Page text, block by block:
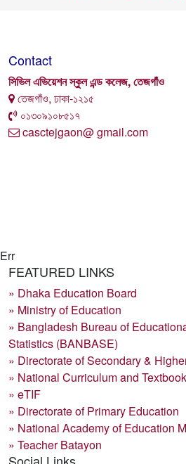
Contact
সিভিল এভিয়েশন স্কুল এন্ড কলেজ, তেজগাঁও
তেজগাঁও, ঢাকা-১২১৫
০১৩০৯১০৮৫১৭
casctejgaon@ gmail.com
Err
FEATURED LINKS
» Dhaka Education Board
» Ministry of Education
» Bangladesh Bureau of
Statistics (BANBASE)
» Directorate of Secondary &
» National Curriculum and
» eTIF
» Directorate of Primary Education
» National Academy of Education
» Teacher Batayon